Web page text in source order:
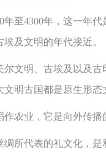
4300年，这一年代
及文明的年代接近。
明、古埃及以及古
明古国都是原生形态
业，它是向外传播
代表的礼文化，是